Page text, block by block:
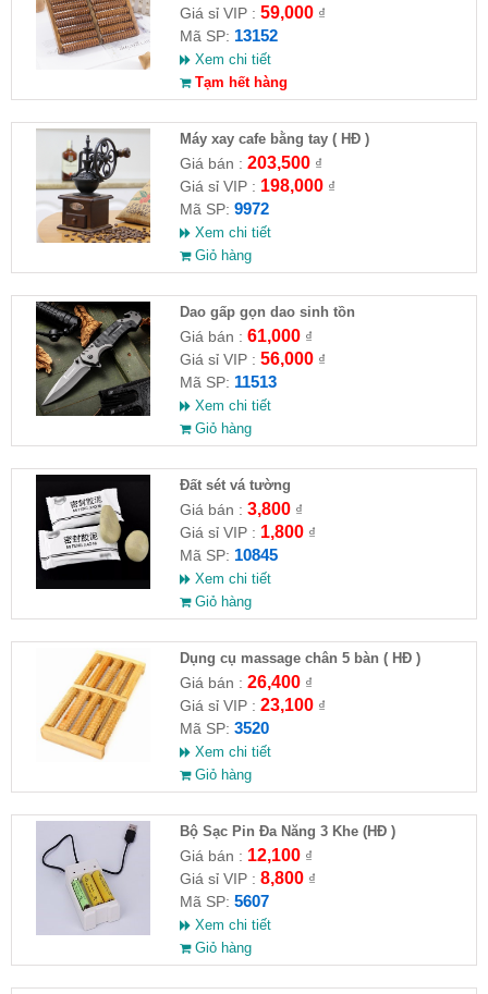
Giá sỉ VIP : 59,000₫
Mã SP: 13152
Xem chi tiết
Tạm hết hàng
Máy xay cafe bằng tay ( HĐ )
Giá bán : 203,500₫
Giá sỉ VIP : 198,000₫
Mã SP: 9972
Xem chi tiết
Giỏ hàng
Dao gấp gọn dao sinh tồn
Giá bán : 61,000₫
Giá sỉ VIP : 56,000₫
Mã SP: 11513
Xem chi tiết
Giỏ hàng
Đất sét vá tường
Giá bán : 3,800₫
Giá sỉ VIP : 1,800₫
Mã SP: 10845
Xem chi tiết
Giỏ hàng
Dụng cụ massage chân 5 bàn ( HĐ )
Giá bán : 26,400₫
Giá sỉ VIP : 23,100₫
Mã SP: 3520
Xem chi tiết
Giỏ hàng
Bộ Sạc Pin Đa Năng 3 Khe (HĐ )
Giá bán : 12,100₫
Giá sỉ VIP : 8,800₫
Mã SP: 5607
Xem chi tiết
Giỏ hàng